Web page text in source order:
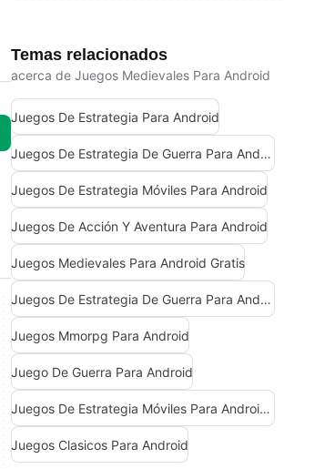
Temas relacionados
acerca de Juegos Medievales Para Android
Juegos De Estrategia Para Android
Juegos De Estrategia De Guerra Para Android
Juegos De Estrategia Móviles Para Android
Juegos De Acción Y Aventura Para Android
Juegos Medievales Para Android Gratis
Juegos De Estrategia De Guerra Para Android Gratis
Juegos Mmorpg Para Android
Juego De Guerra Para Android
Juegos De Estrategia Móviles Para Android Gratis
Juegos Clasicos Para Android